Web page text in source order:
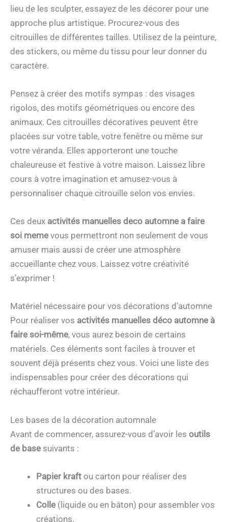
lieu de les sculpter, essayez de les décorer pour une
approche plus artistique. Procurez-vous des
citrouilles de différentes tailles. Utilisez de la peinture,
des stickers, ou même du tissu pour leur donner du
caractère.
Pensez à créer des motifs sympas : des visages
rigolos, des motifs géométriques ou encore des
animaux. Ces citrouilles décoratives peuvent être
placées sur votre table, votre fenêtre ou même sur
votre véranda. Elles apporteront une touche
chaleureuse et festive à votre maison. Laissez libre
cours à votre imagination et amusez-vous à
personnaliser chaque citrouille selon vos envies.
Ces deux activités manuelles deco automne a faire
soi meme vous permettront non seulement de vous
amuser mais aussi de créer une atmosphère
accueillante chez vous. Laissez votre créativité
s’exprimer !
Matériel nécessaire pour vos décorations d’automne
Pour réaliser vos activités manuelles déco automne à
faire soi-même, vous aurez besoin de certains
matériels. Ces éléments sont faciles à trouver et
souvent déjà présents chez vous. Voici une liste des
indispensables pour créer des décorations qui
réchaufferont votre intérieur.
Les bases de la décoration automnale
Avant de commencer, assurez-vous d’avoir les outils
de base suivants :
Papier kraft ou carton pour réaliser des
structures ou des bases.
Colle (liquide ou en bâton) pour assembler vos
créations.